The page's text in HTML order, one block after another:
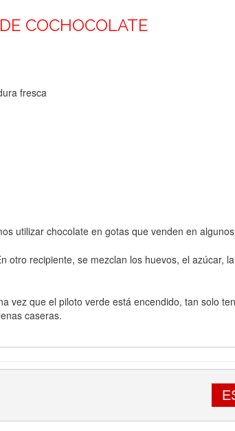
COCHOCOLATE
fresca
utilizar chocolate en gotas que venden en
otro recipiente, se mezclan los huevos, el azúcar,
vez que el piloto verde está encendido, tan solo
caseras.